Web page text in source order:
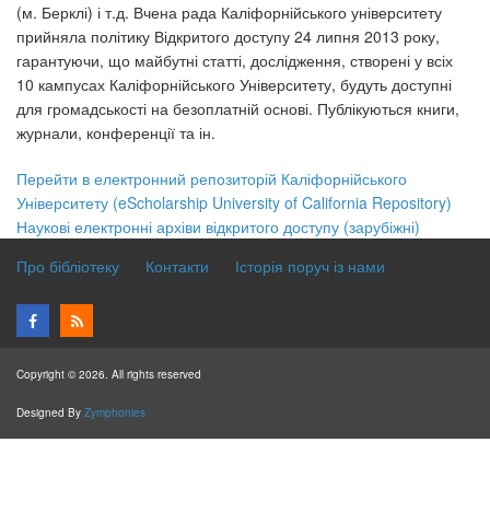
(м. Берклі) і т.д. Вчена рада Каліфорнійського університету
прийняла політику Відкритого доступу 24 липня 2013 року,
гарантуючи, що майбутні статті, дослідження, створені у всіх
10 кампусах Каліфорнійського Університету, будуть доступні
для громадськості на безоплатній основі. Публікуються книги,
журнали, конференції та ін.
Перейти в електронний репозиторій Каліфорнійського
Університету (eScholarship University of California Repository)
Наукові електронні архіви відкритого доступу (зарубіжні)
Про бібліотеку
Контакти Історія поруч із нами
Copyright © 2026. All rights reserved
Designed By Zymphonies